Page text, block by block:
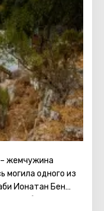
жемчужина
могила одного из
Ионатан Бен
с любой